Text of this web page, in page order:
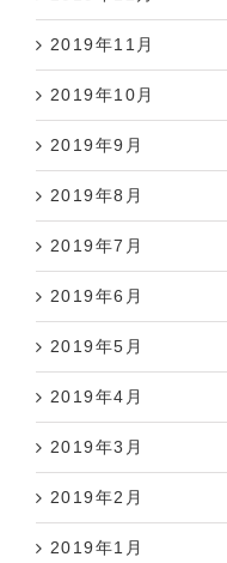
2019年11月
2019年10月
2019年9月
2019年8月
2019年7月
2019年6月
2019年5月
2019年4月
2019年3月
2019年2月
2019年1月